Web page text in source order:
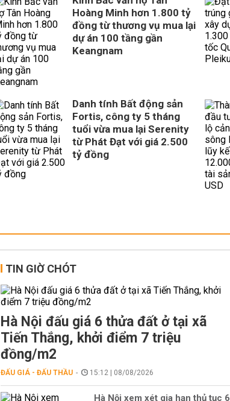
Hoàng Minh hơn 1.800 tỷ
đồng từ thương vụ mua lại
dự án 100 tầng gần
Keangnam
Danh tính Bất động sản
Fortis, công ty 5 tháng
tuổi vừa mua lại Serenity
từ Phát Đạt với giá 2.500
tỷ đồng
TIN GIỜ CHÓT
Hà Nội đấu giá 6 thửa đất ở tại xã
Tiến Thắng, khởi điểm 7 triệu
đồng/m2
ĐẤU GIÁ - ĐẤU THẦU 15:12 | 08/08/2026
Hà Nội xem xét gia hạn thủ tục 6